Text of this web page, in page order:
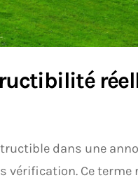
dans une
vérification. Ce terme